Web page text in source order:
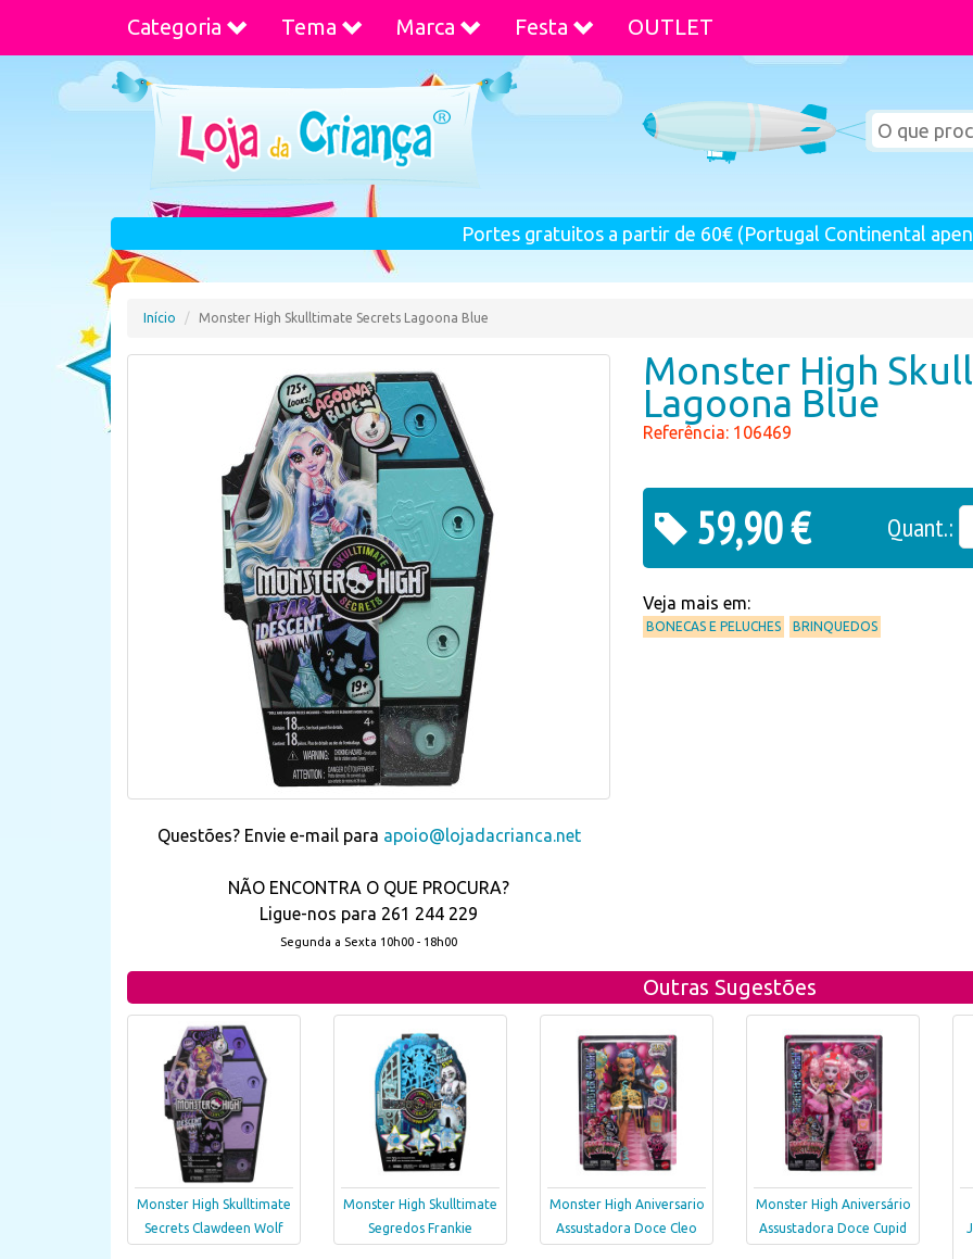
Categoria Tema Marca Festa OUTLET
Portes gratuitos a partir de 60€ (Portugal Continental
Início Monster High Skulltimate Secrets Lagoona Blue
Questões? Envie e-mail para apoio@lojadacrianca.net
NÃO ENCONTRA O QUE PROCURA?
Ligue-nos para 261 244 229
Segunda a Sexta 10h00 - 18h00
Monster High
Lagoona Blue
Referência: 106469
59,90 € Quant.:
Veja mais em:
BONECAS E PELUCHES BRINQUEDOS
Outras Sugestões
Monster High Skulltimate
Secrets Clawdeen Wolf
Monster High Skulltimate
Segredos Frankie
Monster High Aniversario
Assustadora Doce Cleo
Monster High Aniversário
Assustadora Doce Cupid